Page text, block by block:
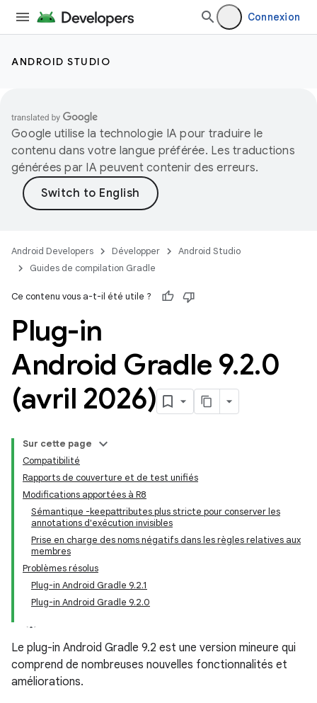
Connexion
ANDROID STUDIO
Google utilise la technologie IA pour traduire le
contenu dans votre langue préférée. Les traductions
générées par IA peuvent contenir des erreurs.
Android Developers Développer
Android Studio
Guides de compilation Gradle
Ce contenu vous a-t-il été utile ?
Plug-in
Android Gradle 9.2.0
(avril 2026)
Sur cette page
Compatibilité
Rapports de couverture et de test unifiés
Modifications apportées à R8
Sémantique -keepattributes plus stricte pour conserver les
annotations d'exécution invisibles
Prise en charge des noms négatifs dans les règles relatives aux
membres
Problèmes résolus
Plug-in Android Gradle 9.2.1
Plug-in Android Gradle 9.2.0
Le plug-in Android Gradle 9.2 est une version mineure qui
comprend de nombreuses nouvelles fonctionnalités et
améliorations.